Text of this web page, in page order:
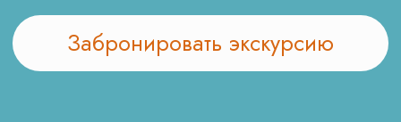
неповторимую атмосферу прошлых времен.
Ученики смогут заглянуть в историю истоков
российской армии, познакомиться с традициями
и обрядами того времени, а также насладиться
красивыми пейзажами усадьбы. В программу
Новогодней экскурсии также входят занятия на